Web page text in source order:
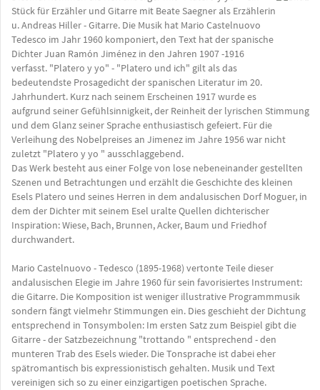
Stück für Erzähler und Gitarre mit Beate Saegner als Erzählerin
u. Andreas Hiller - Gitarre. Die Musik hat Mario Castelnuovo
Tedesco im Jahr 1960 komponiert, den Text hat der spanische
Dichter Juan Ramón Jiménez in den Jahren 1907 -1916
verfasst. "Platero y yo" - "Platero und ich" gilt als das
bedeutendste Prosagedicht der spanischen Literatur im 20.
Jahrhundert. Kurz nach seinem Erscheinen 1917 wurde es
aufgrund seiner Gefühlsinnigkeit, der Reinheit der lyrischen Stimmung
und dem Glanz seiner Sprache enthusiastisch gefeiert. Für die
Verleihung des Nobelpreises an Jimenez im Jahre 1956 war nicht
zuletzt "Platero y yo " ausschlaggebend.
Das Werk besteht aus einer Folge von lose nebeneinander gestellten
Szenen und Betrachtungen und erzählt die Geschichte des kleinen
Esels Platero und seines Herren in dem andalusischen Dorf Moguer, in
dem der Dichter mit seinem Esel uralte Quellen dichterischer
Inspiration: Wiese, Bach, Brunnen, Acker, Baum und Friedhof
durchwandert.
Mario Castelnuovo - Tedesco (1895-1968) vertonte Teile dieser
andalusischen Elegie im Jahre 1960 für sein favorisiertes Instrument:
die Gitarre. Die Komposition ist weniger illustrative Programmmusik
sondern fängt vielmehr Stimmungen ein. Dies geschieht der Dichtung
entsprechend in Tonsymbolen: Im ersten Satz zum Beispiel gibt die
Gitarre - der Satzbezeichnung "trottando " entsprechend - den
munteren Trab des Esels wieder. Die Tonsprache ist dabei eher
spätromantisch bis expressionistisch gehalten. Musik und Text
vereinigen sich so zu einer einzigartigen poetischen Sprache.